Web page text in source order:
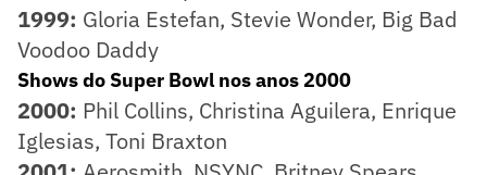
1999: Gloria Estefan, Stevie Wonder, Big Bad
Voodoo Daddy
Shows do Super Bowl nos anos 2000
2000: Phil Collins, Christina Aguilera, Enrique
Iglesias, Toni Braxton